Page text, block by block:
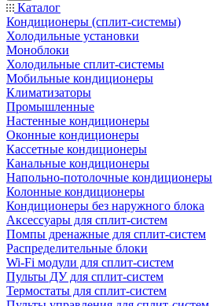
Каталог
Кондиционеры (сплит-системы)
Холодильные установки
Моноблоки
Холодильные сплит-системы
Мобильные кондиционеры
Климатизаторы
Промышленные
Настенные кондиционеры
Оконные кондиционеры
Кассетные кондиционеры
Канальные кондиционеры
Напольно-потолочные кондиционеры
Колонные кондиционеры
Кондиционеры без наружного блока
Аксессуары для сплит-систем
Помпы дренажные для сплит-систем
Распределительные блоки
Wi-Fi модули для сплит-систем
Пульты ДУ для сплит-систем
Термостаты для сплит-систем